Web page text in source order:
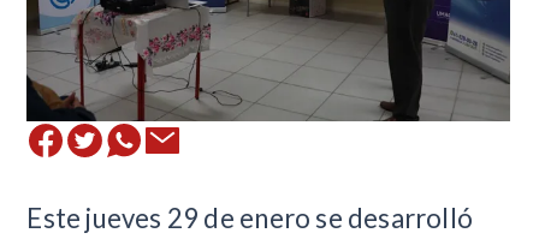
Este jueves 29 de enero se desarrolló